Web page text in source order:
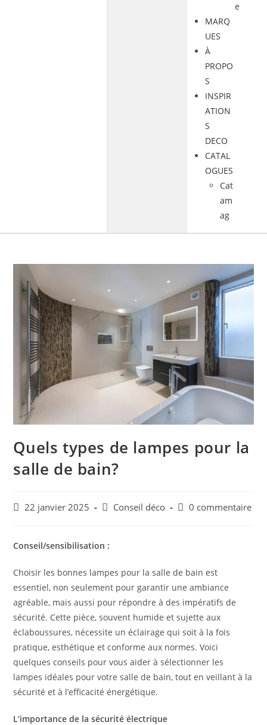
e
MARQ
UES
À
PROPO
S
INSPIR
ATION
S
DECO
CATAL
OGUES
Cat
am
ag
Quels types de lampes pour la
salle de bain?
22 janvier 2025 Conseil déco 0 commentaire
Conseil/sensibilisation :
Choisir les bonnes lampes pour la salle de bain est
essentiel, non seulement pour garantir une ambiance
agréable, mais aussi pour répondre à des impératifs de
sécurité. Cette pièce, souvent humide et sujette aux
éclaboussures, nécessite un éclairage qui soit à la fois
pratique, esthétique et conforme aux normes. Voici
quelques conseils pour vous aider à sélectionner les
lampes idéales pour votre salle de bain, tout en veillant à la
sécurité et à l’efficacité énergétique.
L’importance de la sécurité électrique